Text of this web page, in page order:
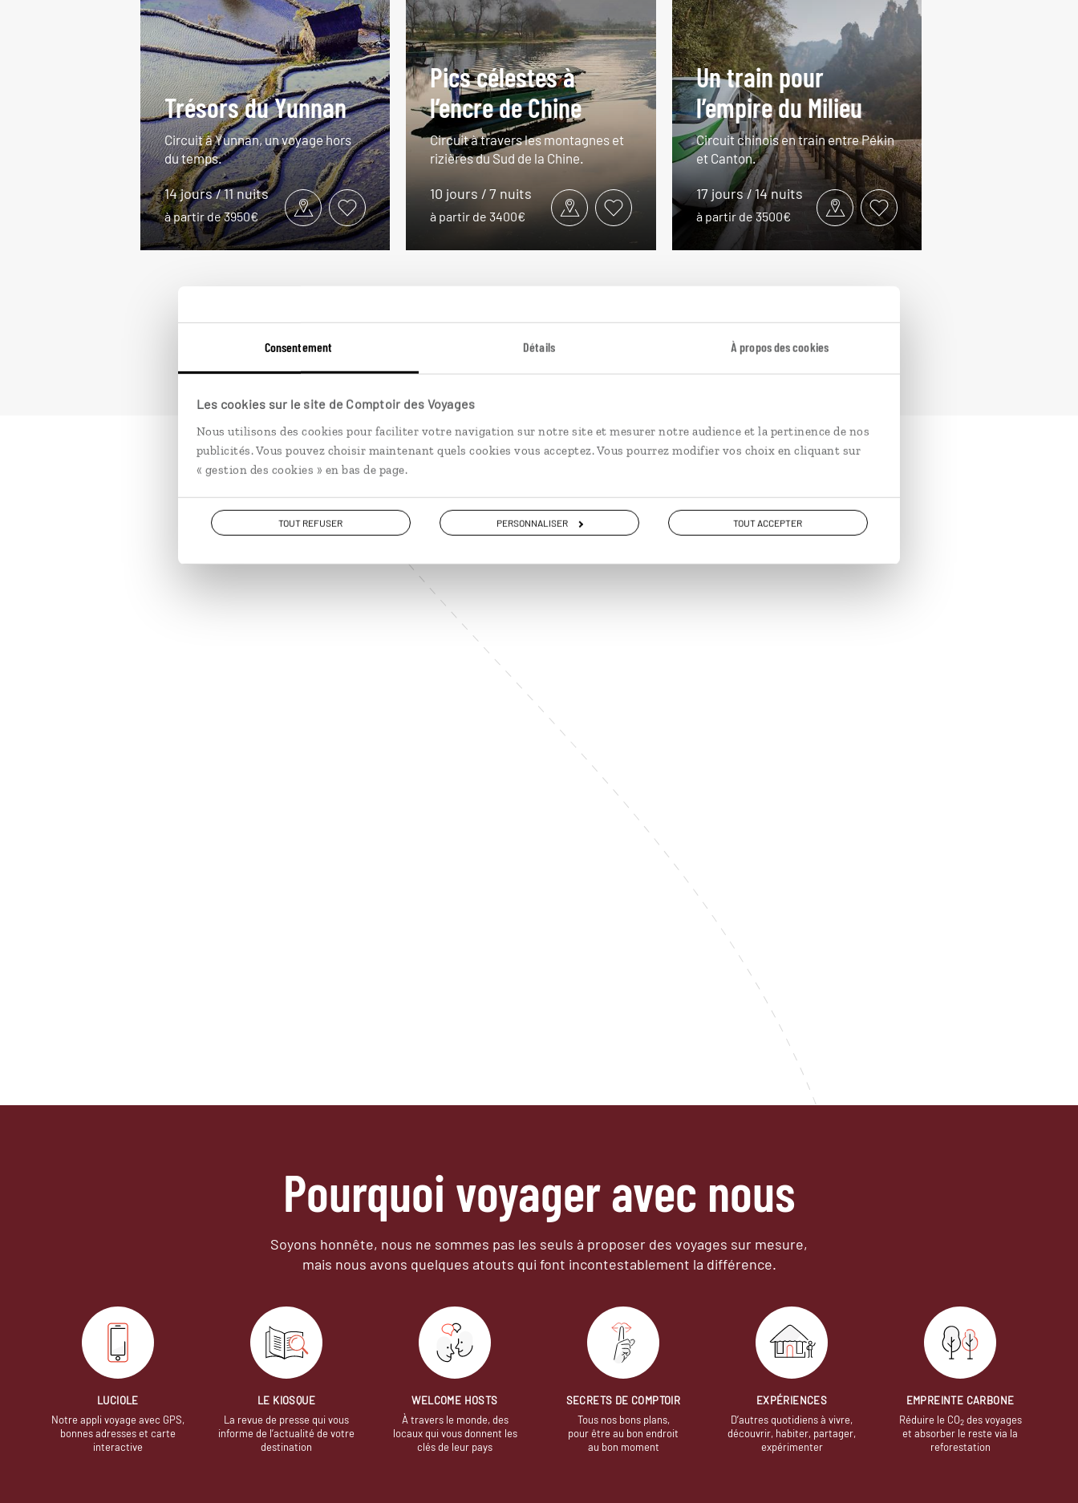
Consentement Détails À propos des cookies
Les cookies sur le site de Comptoir des Voyages
Nous utilisons des cookies pour faciliter votre navigation sur notre site et mesurer notre audience et la pertinence de nos
publicités. Vous pouvez choisir maintenant quels cookies vous acceptez. Vous pourrez modifier vos choix en cliquant sur
« gestion des cookies » en bas de page.
TOUT REFUSER PERSONNALISER TOUT ACCEPTER
Trésors du Yunnan
Circuit à Yunnan, un voyage hors
du temps.
14 jours / 11 nuits
à partir de 3950€
Pics célestes à
l’encre de Chine
Circuit à travers les montagnes et
rizières du Sud de la Chine.
10 jours / 7 nuits
à partir de 3400€
Un train pour
l’empire du Milieu
Circuit chinois en train entre Pékin
et Canton.
17 jours / 14 nuits
à partir de 3500€
Pourquoi voyager avec nous
Soyons honnête, nous ne sommes pas les seuls à proposer des voyages sur mesure,
mais nous avons quelques atouts qui font incontestablement la différence.
LUCIOLE
Notre appli voyage avec GPS,
bonnes adresses et carte
interactive
LE KIOSQUE
La revue de presse qui vous
informe de l’actualité de votre
destination
WELCOME HOSTS
À travers le monde, des
locaux qui vous donnent les
clés de leur pays
SECRETS DE COMPTOIR
Tous nos bons plans,
pour être au bon endroit
au bon moment
EXPÉRIENCES
D’autres quotidiens à vivre,
découvrir, habiter, partager,
expérimenter
EMPREINTE CARBONE
Réduire le CO2des voyages
et absorber le reste via la
reforestation